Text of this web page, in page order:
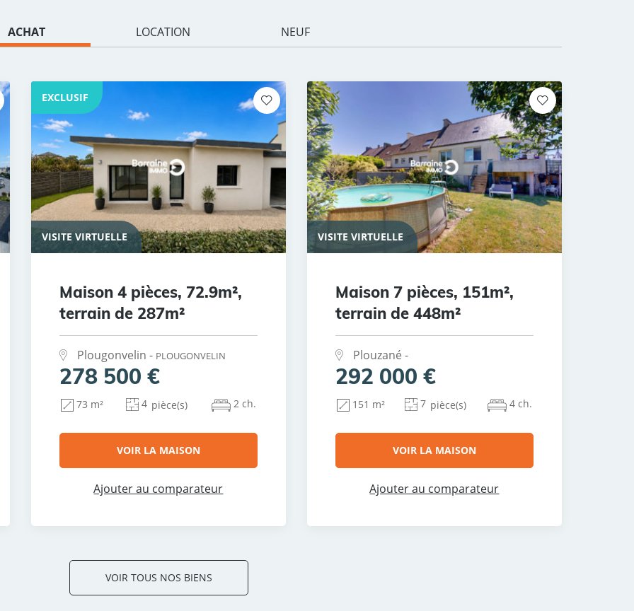
ACHAT LOCATION NEUF
EXCLUSIF
VISITE VIRTUELLE
Maison 4 pièces, 72.9m²,
terrain de 287m²
Plougonvelin - PLOUGONVELIN
278 500 €
73 m² 4 pièce(s) 2 ch.
VOIR LA MAISON
Ajouter au comparateur
VISITE VIRTUELLE
Maison 7 pièces, 151m²,
terrain de 448m²
Plouzané -
292 000 €
151 m² 7 pièce(s) 4 ch.
VOIR LA MAISON
Ajouter au comparateur
VOIR TOUS NOS BIENS